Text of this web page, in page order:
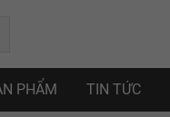
PHẨM TIN TỨC